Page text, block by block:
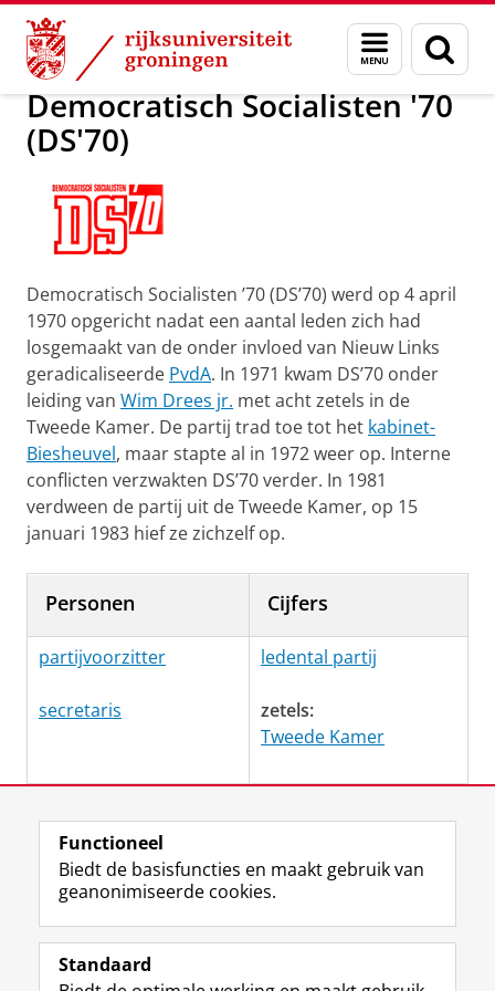
Skip
Content
Skip
Navigation
Menu
en
zoeken
Democratisch Socialisten '70 (DS'70)
Democratisch Socialisten '70
(DS'70)
Democratisch Socialisten ’70 (DS’70) werd op 4 april
1970 opgericht nadat een aantal leden zich had
losgemaakt van de onder invloed van Nieuw Links
geradicaliseerde PvdA. In 1971 kwam DS’70 onder
leiding van Wim Drees jr. met acht zetels in de
Tweede Kamer. De partij trad toe tot het kabinet-
Biesheuvel, maar stapte al in 1972 weer op. Interne
conflicten verzwakten DS’70 verder. In 1981
verdween de partij uit de Tweede Kamer, op 15
januari 1983 hief ze zichzelf op.
Personen Cijfers
partijvoorzitter
secretaris
ledental partij
zetels:
Tweede Kamer
Laatst gewijzigd: 23 juni 2026 11:18
Volg de RUG
F
a
L
i
R
S
I
n
Y
o
Functioneel
Biedt de basisfuncties en maakt gebruik van
geanonimiseerde cookies.
Standaard